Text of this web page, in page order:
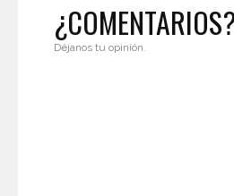
Déjanos tu opinión.